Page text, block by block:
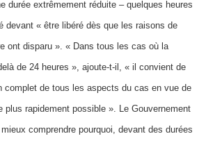
durée extrêmement réduite – quelques heures
devant « être libéré dès que les raisons de
ont disparu ». « Dans tous les cas où la
de 24 heures », ajoute-t-il, « il convient de
complet de tous les aspects du cas en vue de
plus rapidement possible ». Le Gouvernement
comprendre pourquoi, devant des durées